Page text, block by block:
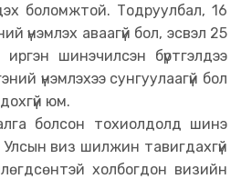
боломжтой. Тодруулбал, 16
үнэмлэх аваагүй бол, эсвэл 25
шинэчилсэн бүртгэлдээ
үнэмлэхээ сунгуулаагүй бол
юм.
болсон тохиолдолд шинэ
виз шилжин тавигдахгүй
холбогдон визийн